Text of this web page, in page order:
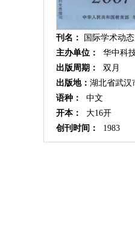
刊名：
国际学术动态
主办单位：
华中科
出版周期：
双月
出版地： 湖北省武汉
语种：
中文
开本：
大16开
创刊时间：
1983